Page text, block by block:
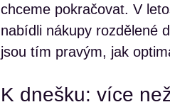
chceme pokračovat. V
nabídli nákupy rozdělené
jsou tím pravým, jak
K dnešku: více